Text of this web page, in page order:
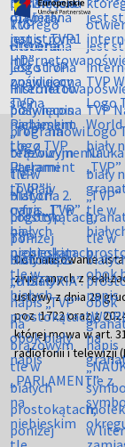
Dofinansowanie
związanych z
ustawy z dnia 29
poz. 1722 oraz z
której mowa w art.
radiofonii i telewizji